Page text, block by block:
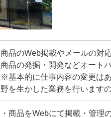
商品のWeb掲載やメールの対
商品の発掘・開発などオート
※基本的に仕事内容の変更は
野を生かした業務を行います
・商品をWebにて掲載・管理